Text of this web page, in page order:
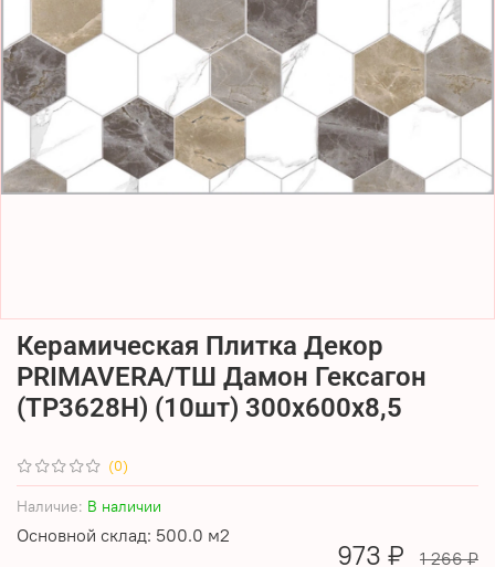
(0)
Наличие: В наличии
Основной склад: 500.0 м2
Керамическая Плитка Декор
PRIMAVERA/ТШ Дамон Гексагон
(ТР3628Н) (10шт) 300х600х8,5
973 ₽ 1 266 ₽